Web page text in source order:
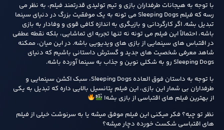
با توجه به هیجانات طرفداران بازی و تیم تولیدی قدرتمند فیلم، به نظر می
رسه که فیلم Sleeping Dogs می تونه به یک موفقیت بزرگ در دنیای سینما
تبدیل بشه. اگر کارگردانی و بازیگری به اندازه کافی قوی و وفادار به بازی
باشه، احتمالاً این فیلم می تونه نه تنها تجربه ای تماشایی، بلکه نقطه عطفی
در اقتباس های سینمایی از بازی های ویدیویی باشه. در این میان، ممکنه
شاهد معرفی شخصیت های جدید و گسترش داستانی باشیم که دنیای
Sleeping Dogs رو به شکلی نوین و جذاب به سینما آورده باشه.
با توجه به داستان فوق‌ العاده Sleeping Dogs، سبک اکشن سینمایی و
طرفداران بی‌ شمار این بازی، این فیلم پتانسیل بالایی داره که تبدیل به یکی
از بهترین فیلم‌ های اقتباسی از بازی بشه!
نظر تو چیه؟ فکر میکنی این فیلم موفق میشه یا به سرنوشت خیلی از فیلم‌
های اقتباسی شکست‌ خورده دچار میشه؟